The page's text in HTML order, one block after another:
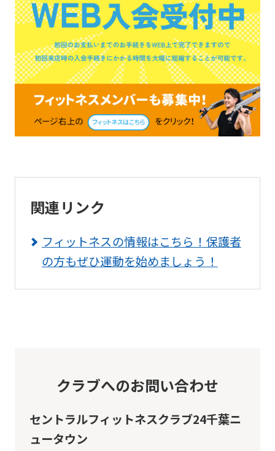
関連リンク
フィットネスの情報はこちら！保護者
の方もぜひ運動を始めましょう！
クラブへのお問い合わせ
セントラルフィットネスクラブ24千葉ニ
ュータウン
an
accurate
translation.
The
translation
may
differ
the
We
ask
you
using
the